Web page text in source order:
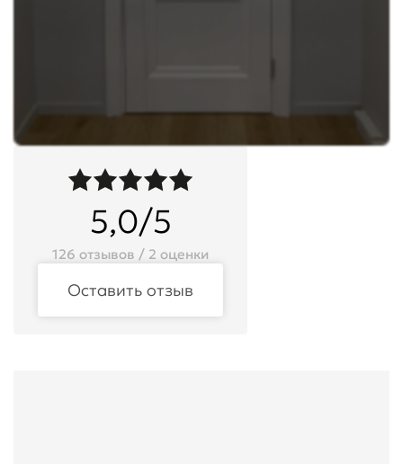
5,0/5
126 отзывов / 2 оценки
Оставить отзыв